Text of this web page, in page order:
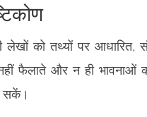
लेखों को तथ्यों पर आधारित,
फैलाते और न ही भावनाओं
सकें।